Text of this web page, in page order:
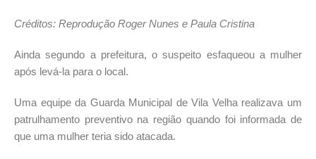
Créditos: Reprodução Roger Nunes e Paula Cristina
Ainda segundo a prefeitura, o suspeito esfaqueou a mulher
após levá-la para o local.
Uma equipe da Guarda Municipal de Vila Velha realizava um
patrulhamento preventivo na região quando foi informada de
que uma mulher teria sido atacada.